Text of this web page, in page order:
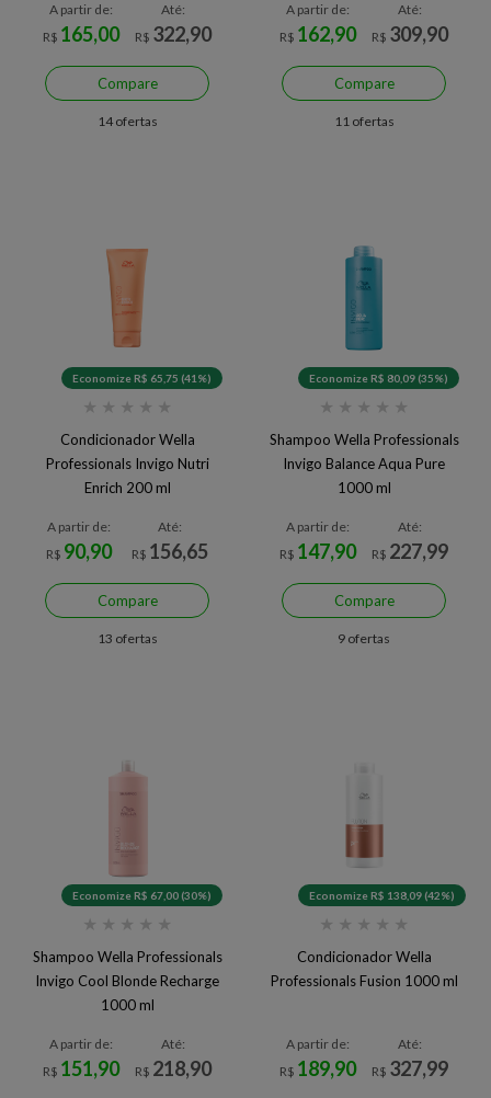
A partir de:
R$ 165,00
Até:
R$ 322,90
Compare
14 ofertas
A partir de:
R$ 162,90
Até:
R$ 309,90
Compare
11 ofertas
Economize R$ 65,75 (41%)
★ ★ ★ ★ ★
Condicionador Wella
Professionals Invigo Nutri
Enrich 200 ml
A partir de:
R$ 90,90
Até:
R$ 156,65
Compare
13 ofertas
Economize R$ 80,09 (35%)
★ ★ ★ ★ ★
Shampoo Wella Professionals
Invigo Balance Aqua Pure
1000 ml
A partir de:
R$ 147,90
Até:
R$ 227,99
Compare
9 ofertas
Economize R$ 67,00 (30%)
★ ★ ★ ★ ★
Shampoo Wella Professionals
Invigo Cool Blonde Recharge
1000 ml
A partir de:
R$ 151,90
Até:
R$ 218,90
Economize R$ 138,09 (42%)
★ ★ ★ ★ ★
Condicionador Wella
Professionals Fusion 1000 ml
A partir de:
R$ 189,90
Até:
R$ 327,99